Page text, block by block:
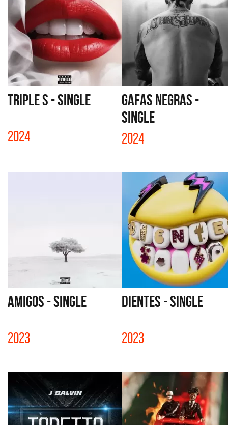
TRIPLE S - SINGLE
2024
GAFAS NEGRAS -
SINGLE
2024
AMIGOS - SINGLE
2023
DIENTES - SINGLE
2023